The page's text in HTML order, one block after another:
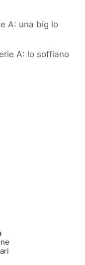
A: una big lo
A: lo soffiano